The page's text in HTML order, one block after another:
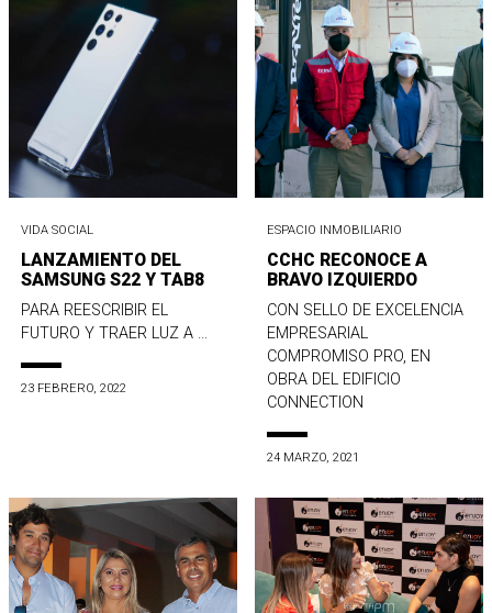
VIDA SOCIAL
LANZAMIENTO DEL
SAMSUNG S22 Y TAB8
PARA REESCRIBIR EL
FUTURO Y TRAER LUZ A ...
23 FEBRERO, 2022
ESPACIO INMOBILIARIO
CCHC RECONOCE A
BRAVO IZQUIERDO
CON SELLO DE EXCELENCIA
EMPRESARIAL
COMPROMISO PRO, EN
OBRA DEL EDIFICIO
CONNECTION
24 MARZO, 2021